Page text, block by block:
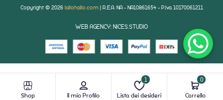
Shop Il mio Profilo Lista dei desideri
1
Carrello
0
Copyright © 2026 lallohallo.com | R.E.A. NA - NA10861654 - P.Iva 10170061211
WEB AGENCY: NICES.STUDIO